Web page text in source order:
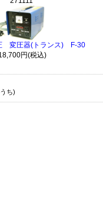
変圧器(トランス) F-30
円(税込)
ち)